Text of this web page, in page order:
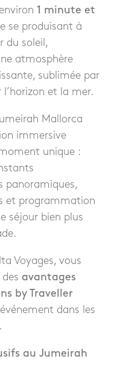
1 minute et
se produisant à
du soleil,
atmosphère
sublimée par
l’horizon et la mer.
Mallorca
immersive
unique :
panoramiques,
et programmation
séjour bien plus
Voyages, vous
avantages
by Traveller
dans les
au Jumeirah